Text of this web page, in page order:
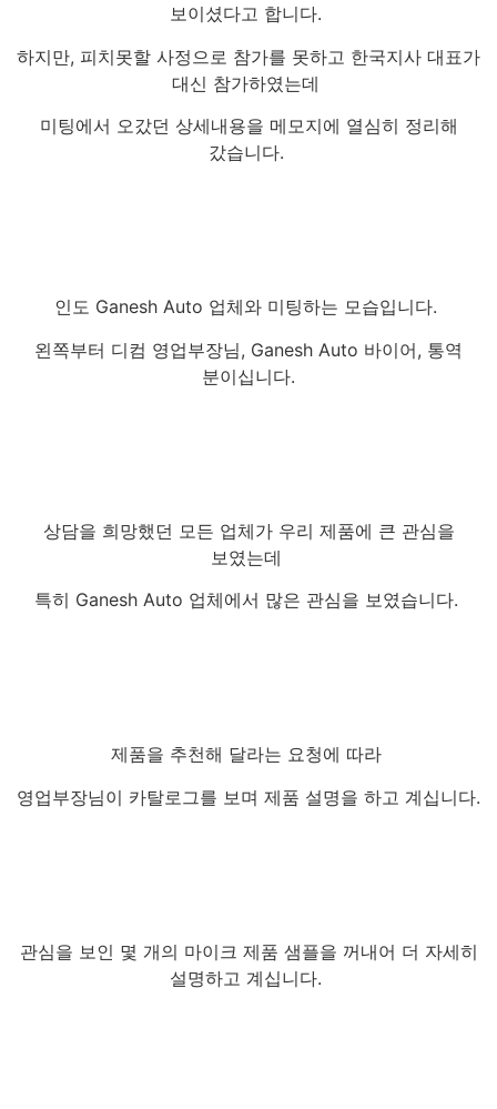
보이셨다고 합니다.
하지만, 피치못할 사정으로 참가를 못하고 한국지사 대표가
대신 참가하였는데
미팅에서 오갔던 상세내용을 메모지에 열심히 정리해
갔습니다.
인도 Ganesh Auto 업체와 미팅하는 모습입니다.
왼쪽부터 디컴 영업부장님, Ganesh Auto 바이어, 통역
분이십니다.
상담을 희망했던 모든 업체가 우리 제품에 큰 관심을
보였는데
특히 Ganesh Auto 업체에서 많은 관심을 보였습니다.
제품을 추천해 달라는 요청에 따라
영업부장님이 카탈로그를 보며 제품 설명을 하고 계십니다.
관심을 보인 몇 개의 마이크 제품 샘플을 꺼내어 더 자세히
설명하고 계십니다.